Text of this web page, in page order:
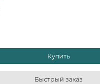
Купить
Быстрый заказ